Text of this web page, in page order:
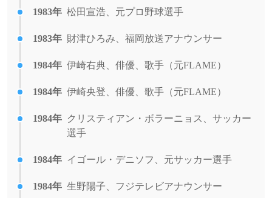
1983年 松田宣浩、元プロ野球選手
1983年 財津ひろみ、福岡放送アナウンサー
1984年 伊崎右典、俳優、歌手（元FLAME）
1984年 伊崎央登、俳優、歌手（元FLAME）
1984年 クリスティアン・ボラーニョス、サッカー
選手
1984年 イゴール・デニソフ、元サッカー選手
1984年 生野陽子、フジテレビアナウンサー